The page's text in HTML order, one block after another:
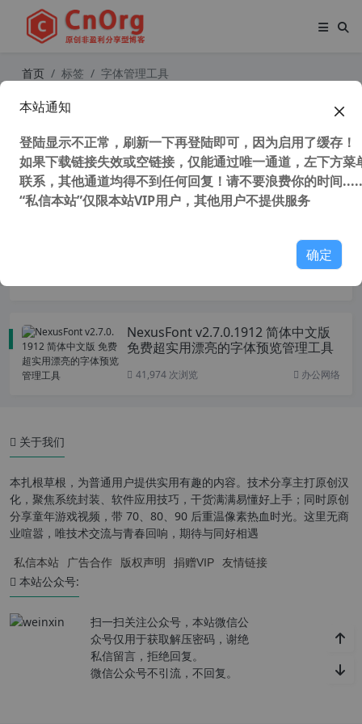
首页 标签 字体管理工具
er/X-Fonter/字体嵌入限制清除器
56,892 次浏览 办公网络
NexusFont v2.7.0.1912 简体中文版
免费超实用漂亮的字体预览管理工具
41,974 次浏览 办公网络
关于我们
本扎根草根，为普通用户提供实用有趣的内容。技术分享主打原创汉
化，聚焦系统封装、软件应用技巧，干货满满易懂好上手；同时原创
分享童年游戏视频，带 70、80、90 后重温像素热血时光。这里无商
业喧嚣，唯技术交流与青春回响，期待与同好相遇
私信本站 广告合作 版权声明 捐赠VIP 友情链接
本站公众号:
扫一扫关注公众号，本站微信公
众号仅用于获取解压密码，谢绝
私信留言，拒绝回复。
微信公众号不引流，不回复。
本站通知
登陆显示不正常，刷新一下再登陆即可，因为启用了缓存！
如果下载链接失效或空链接，仅能通过唯一通道，左下方菜
联系，其他通道均得不到任何回复！请不要浪费你的时间
“私信本站”仅限本站VIP用户，其他用户不提供服务
确定